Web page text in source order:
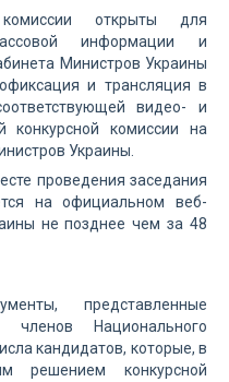
открыты для
информации и
Министров Украины
и трансляция в
видео- и
конкурсной комиссии на
Украины.
проведения заседания
на официальном веб-
не позднее чем за 48
представленные
Национального
кандидатов, которые, в
решением конкурсной